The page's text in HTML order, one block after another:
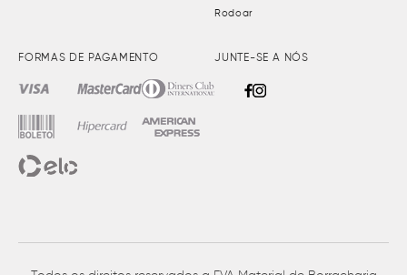
Rodoar
FORMAS DE PAGAMENTO JUNTE-SE A NÓS